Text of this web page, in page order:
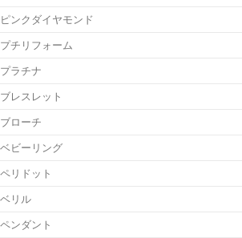
ピンクダイヤモンド
プチリフォーム
プラチナ
ブレスレット
ブローチ
ベビーリング
ペリドット
ベリル
ペンダント